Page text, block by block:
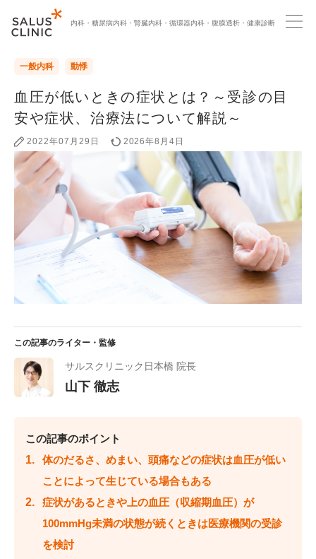
内科・ 糖尿病内科・ 腎臓内科・ 循環器内科・ 腹膜透析・ 健康診断
一般内科 動悸
血圧が低いときの症状とは？～受診の目
安や症状、治療法について解説～
2022年07月29日 2026年8月4日
この記事のライター・監修
サルスクリニック日本橋 院長
山下 徹志
この記事のポイント
体のだるさ、めまい、頭痛などの症状は血圧が低い
ことによって生じている場合もある
症状があるときや上の血圧（収縮期血圧）が
100mmHg未満の状態が続くときは医療機関の受診
を検討